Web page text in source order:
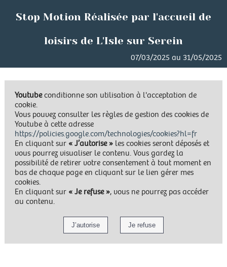
Stop Motion Réalisée par l'accueil de
loisirs de L'Isle sur Serein
07/03/2025 au 31/05/2025
Youtubeconditionne son utilisation à l'acceptation de
cookie.
Vous pouvez consulter les règles de gestion des cookies de
Youtube à cette adresse
https://policies.google.com/technologies/cookies?hl=fr
En cliquant sur « J’autorise » les cookies seront déposés et
vous pourrez visualiser le contenu. Vous gardez la
possibilité de retirer votre consentement à tout moment en
bas de chaque page en cliquant sur le lien gérer mes
cookies.
En cliquant sur « Je refuse », vous ne pourrez pas accéder
au contenu.